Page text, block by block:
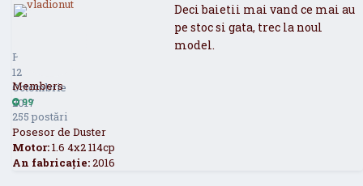
Postat
12
Octombrie
2017
Members
99
255 postări
Posesor de Duster
Motor:1.6 4x2 114cp
An fabricație:2016
Deci baietii mai vand ce mai au
pe stoc si gata, trec la noul
model.